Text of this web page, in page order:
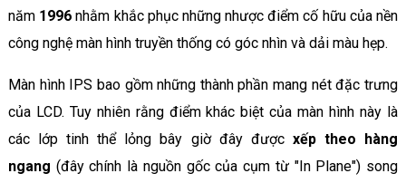
năm 1996 nhằm khắc phục những nhược điểm cố hữu của nền
công nghệ màn hình truyền thống có góc nhìn và dải màu hẹp.
Màn hình IPS bao gồm những thành phần mang nét đặc trưng
của LCD. Tuy nhiên rằng điểm khác biệt của màn hình này là
các lớp tinh thể lỏng bây giờ đây được xếp theo hàng
ngang (đây chính là nguồn gốc của cụm từ "In Plane") song